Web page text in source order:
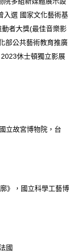
入選 國家文化藝術基
者大獎(最佳音樂影
部公共藝術教育推廣
休士頓獨立影展
立故宮博物院，台
》，國立科學工藝博
國